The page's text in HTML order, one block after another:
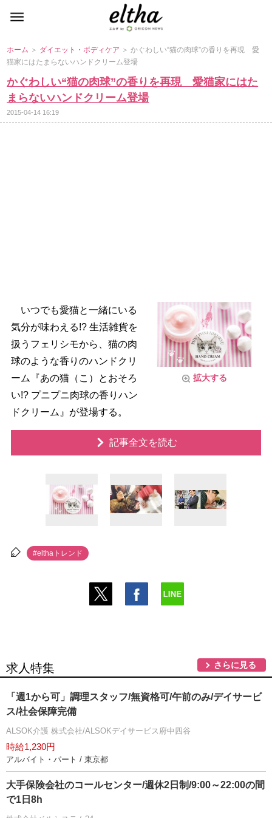
ホーム ＞ ダイエット・ボディケア ＞ かぐわしい“猫の肉球”の香りを再現 愛
猫家にはたまらないハンドクリーム登場
かぐわしい“猫の肉球”の香りを再現 愛猫家にはた
まらないハンドクリーム登場
2015-04-14 16:19
拡大する
いつでも愛猫と一緒にいる
気分が味わえる!? 生活雑貨を
扱うフェリシモから、猫の肉
球のような香りのハンドクリ
ーム『あの猫（こ）とおそろ
い!? プニプニ肉球の香りハン
ドクリーム』が登場する。
記事全文を読む
#elthaトレンド
求人特集 さらに見る
「週1から可」調理スタッフ/無資格可/午前のみ/デイサービ
ス/社会保障完備
ALSOK介護 株式会社/ALSOKデイサービス府中四谷
時給1,230円
アルバイト・パート / 東京都
大手保険会社のコールセンター/週休2日制/9:00～22:00の間
で1日8h